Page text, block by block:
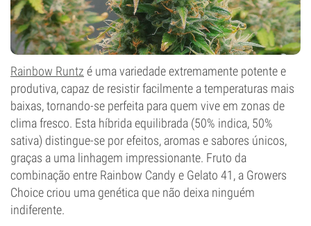
Rainbow Runtz é uma variedade extremamente potente e
produtiva, capaz de resistir facilmente a temperaturas mais
baixas, tornando-se perfeita para quem vive em zonas de
clima fresco. Esta híbrida equilibrada (50% indica, 50%
sativa) distingue-se por efeitos, aromas e sabores únicos,
graças a uma linhagem impressionante. Fruto da
combinação entre Rainbow Candy e Gelato 41, a Growers
Choice criou uma genética que não deixa ninguém
indiferente.